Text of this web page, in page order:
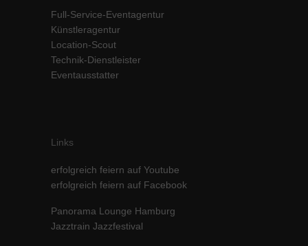
Full-Service-Eventagentur
Künstleragentur
Location-Scout
Technik-Dienstleister
Eventausstatter
Links
erfolgreich feiern auf Youtube
erfolgreich feiern auf Facebook
Panorama Lounge Hamburg
Jazztrain Jazzfestival